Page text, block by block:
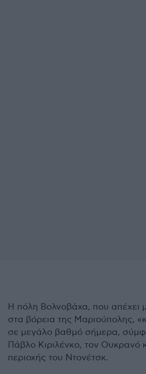
Η πόλη Βολνοβάχα, που απέχει
στα βόρεια της Μαριούπολης,
σε μεγάλο βαθμό σήμερα,
Πάβλο Κιριλένκο, τον Ουκρανό
περιοχής του Ντονέτσκ.